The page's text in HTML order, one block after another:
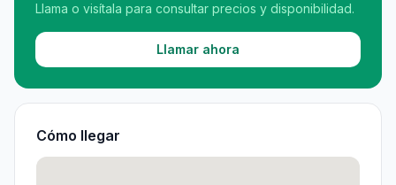
Llama o visítala para consultar precios y disponibilidad.
Llamar ahora
Cómo llegar